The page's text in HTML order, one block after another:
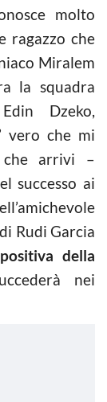
molto
ragazzo che
Miralem
la squadra
Dzeko,
vero che mi
che arrivi –
successo ai
Rudi Garcia
della
nei